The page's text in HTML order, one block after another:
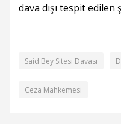
dava dışı tespit
Said Bey Sitesi Davası
Ceza Mahkemesi